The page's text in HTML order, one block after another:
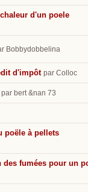
d'un poele
Bobbydobbelina
d'impôt par Colloc
par bert &nan 73
poële à pellets
des fumées pour un